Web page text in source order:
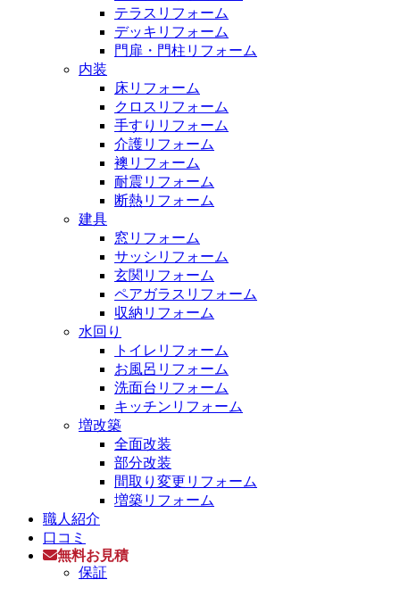
テラスリフォーム
デッキリフォーム
門扉・門柱リフォーム
内装
床リフォーム
クロスリフォーム
手すりリフォーム
介護リフォーム
襖リフォーム
耐震リフォーム
断熱リフォーム
建具
窓リフォーム
サッシリフォーム
玄関リフォーム
ペアガラスリフォーム
収納リフォーム
水回り
トイレリフォーム
お風呂リフォーム
洗面台リフォーム
キッチンリフォーム
増改築
全面改装
部分改装
間取り変更リフォーム
増築リフォーム
職人紹介
口コミ
無料お見積
保証